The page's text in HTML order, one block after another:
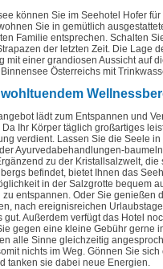
können Sie im Seehotel Hofer
Sie in gemütlich
Familie entsprechen. Schalten
der letzten Zeit. Die Lage
mit einer grandiosen Aussicht auf
Österreichs mit
lädt zum Entspannen und
Ihr Körper täglich großartiges
verdient. Lassen Sie die Seele in
Ayurvedabehandlungen-
zu der Kristallsalzwelt, die
befindet, bietet Ihnen das
in der Salzgrotte bequem
zu entspannen. Oder Sie genießen
nach ereignisreichen
gut. Außerdem verfügt das Hotel
gegen eine kleine Gebühr gerne
alle Sinne gleichzeitig
nichts im Weg. Gönnen Sie sich
tanken sie dabei neue Energien.